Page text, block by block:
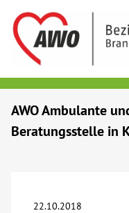
Senioren
AWO Ambulante
Beratungsstelle in
22.10.2018